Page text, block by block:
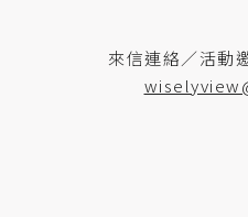
來信連絡／活動